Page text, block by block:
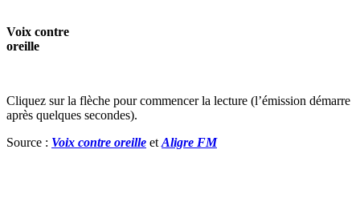
Voix contre
oreille
Cliquez sur la flèche pour commencer la lecture (l’émission démarre
après quelques secondes).
Source : Voix contre oreille et Aligre FM